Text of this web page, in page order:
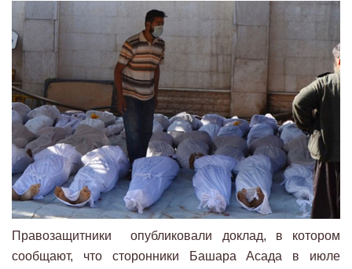
Правозащитники опубликовали доклад, в котором
сообщают, что сторонники Башара Асада в июле